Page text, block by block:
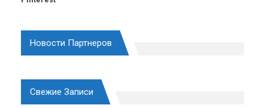
Новости Партнеров
Свежие Записи